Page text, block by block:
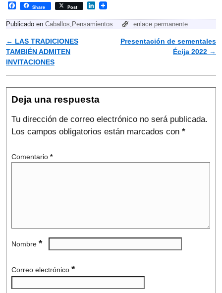
F
c
e
b
o
o
k
Share Post
L
n
k
Publicado en Caballos, Pensamientos enlace permanente
Navegador de artículos
← LAS TRADICIONES
TAMBIÉN ADMITEN
INVITACIONES
Presentación de sementales
Écija 2022 →
Deja una respuesta
Tu dirección de correo electrónico no será publicada.
Los campos obligatorios están marcados con *
Comentario *
Nombre *
Correo electrónico *